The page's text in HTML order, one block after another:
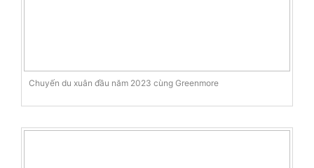
Chuyến du xuân đầu năm 2023 cùng Greenmore